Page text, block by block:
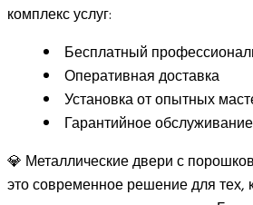
комплекс услуг:
Бесплатный
Оперативная доставка
Установка от опытных
Гарантийное обслуживание
💎 Металлические двери с
это современное решение для тех,